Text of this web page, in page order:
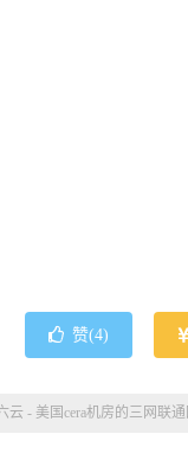
赞(4)
云 - 美国cera机房的三网联